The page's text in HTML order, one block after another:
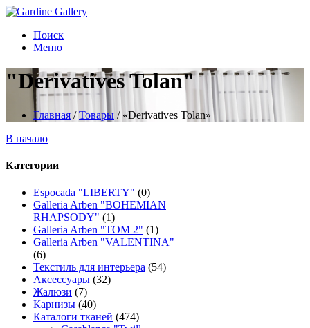
Поиск
Меню
"Derivatives Tolan"
Главная /Товары / «Derivatives Tolan»
В начало
Категории
Espocada "LIBERTY" (0)
Galleria Arben "BOHEMIAN
RHAPSODY" (1)
Galleria Arben "TOM 2" (1)
Galleria Arben "VALENTINA"
(6)
Текстиль для интерьера (54)
Аксессуары (32)
Жалюзи (7)
Карнизы (40)
Каталоги тканей (474)